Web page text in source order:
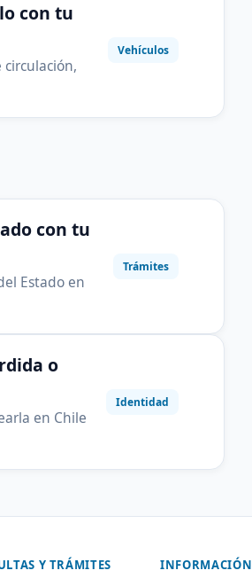
con tu
Vehículos
con tu
Estado en
Trámites
o
en Chile
Identidad
Y TRÁMITES INFORMACIÓN